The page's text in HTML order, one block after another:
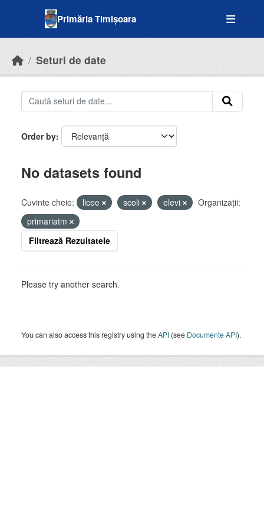
Primăria Timișoara
Seturi de date
Order by
No datasets found
Cuvinte cheie: licee scoli elevi
Organizații:
primariatm
Filtrează Rezultatele
Please try another search.
You can also access this registry using theAPI (see Documente API).